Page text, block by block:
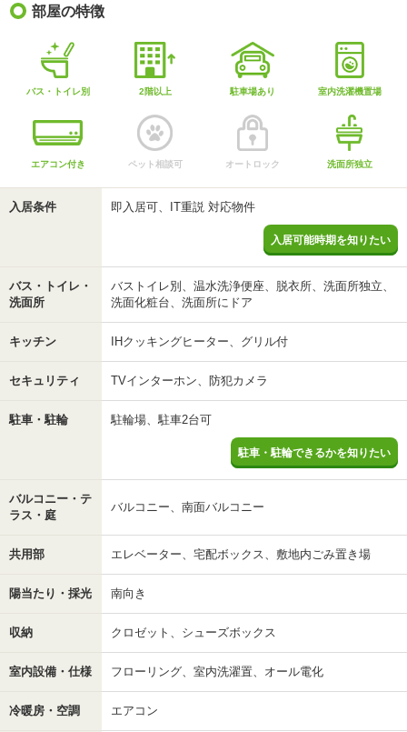
部屋の特徴
バス・トイレ別 2階以上 駐車場あり 室内洗濯機置場
エアコン付き ペット相談可 オートロック 洗面所独立
入居条件 即入居可、IT重説 対応物件
入居可能時期を知りたい
バス・トイレ・
洗面所
バストイレ別、温水洗浄便座、脱衣所、洗面所独立、
洗面化粧台、洗面所にドア
キッチン IHクッキングヒーター、グリル付
セキュリティ TVインターホン、防犯カメラ
駐車・駐輪 駐輪場、駐車2台可
駐車・駐輪できるかを知りたい
バルコニー・テ
ラス・庭
バルコニー、南面バルコニー
共用部 エレベーター、宅配ボックス、敷地内ごみ置き場
陽当たり・採光 南向き
収納 クロゼット、シューズボックス
室内設備・仕様 フローリング、室内洗濯置、オール電化
冷暖房・空調 エアコン